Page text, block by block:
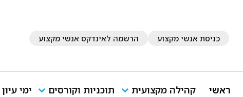
כניסת אנשי מקצוע הרשמה לאינדקס אנשי מקצוע
ראשי קהילה מקצועית תוכניות וקורסים ימי